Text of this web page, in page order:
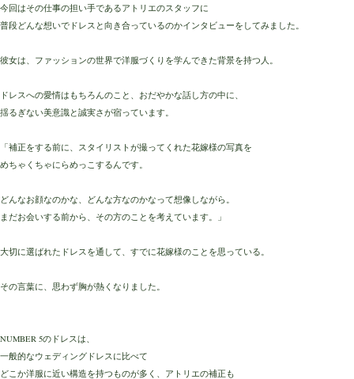
今回はその仕事の担い手であるアトリエのスタッフに
普段どんな想いでドレスと向き合っているのかインタビューをしてみました。
彼女は、 ファッションの世界で洋服づくりを学んできた背景を持つ人。
ドレスへの愛情はもちろんのこと、おだやかな話し方の中に、
揺るぎない美意識と誠実さが宿っています。
「補正をする前に、スタイリストが撮ってくれた花嫁様の写真を
めちゃくちゃにらめっこするんです。
どんなお顔なのかな、どんな方なのかなって想像しながら。
まだお会いする前から、その方のことを考えています。」
大切に選ばれたドレスを通して、すでに花嫁様のことを思っている。
その言葉に、思わず胸が熱くなりました。
NUMBER 5のドレスは、
一般的なウェディングドレスに比べて
どこか洋服に近い構造を持つものが多く、 アトリエの補正も